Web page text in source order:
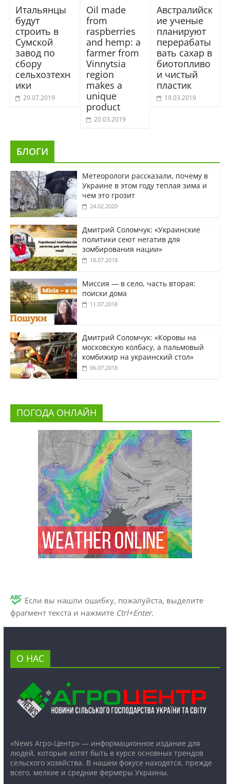
Итальянцы
будут
строить в
Сумской
завод по
сбору
сельхозтехн
ики
29.07.2019
Oil made
from
raspberries
and hemp: a
farmer from
Vinnytsia
region
makes a
unique
product
20.03.2019
Австралийск
ие ученые
планируют
перерабаты
вать сахар в
биотопливо
и чистый
пластик
19.03.2019
БЛОГИ
Метеорологи рассказали, почему в
Украине в этом году теплая зима и
чем это грозит
24.02.2020
Дмитрий Соломчук: «Украинские
политики сеют негатив для
зомбирования нации»
18.07.2018
Миссия — в село, часть вторая:
поиски дома
11.07.2018
Дмитрий Соломчук: «Коровы на
московскую колбасу, а пальмовый
комбижир на украинский стол»
06.07.2018
ПОГОДА ОНЛАЙН
Если вы нашли ошибку, пожалуйста, выделите
фрагмент текста и нажмите Ctrl+Enter.
О НАС
«News Агро-Центр» — информационное издание для
людей, которые хотят быть в курсе основных трендов
сельского хозяйства. В нашем фокусе находятся, прежде
всего, мелкие и средние фермеры Украины.